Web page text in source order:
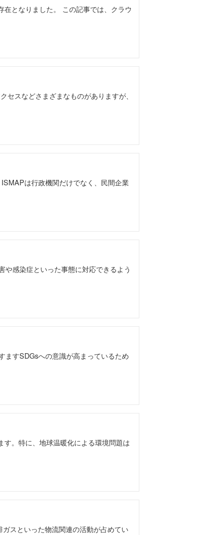
となりました。 この記事では、クラウ
スなどさまざまなものがありますが、
は行政機関だけでなく、民間企業
感染症といった事態に対応できるよう
ますSDGsへの意識が高まっているため
。特に、地球温暖化による環境問題は
スといった物流関連の活動が占めてい